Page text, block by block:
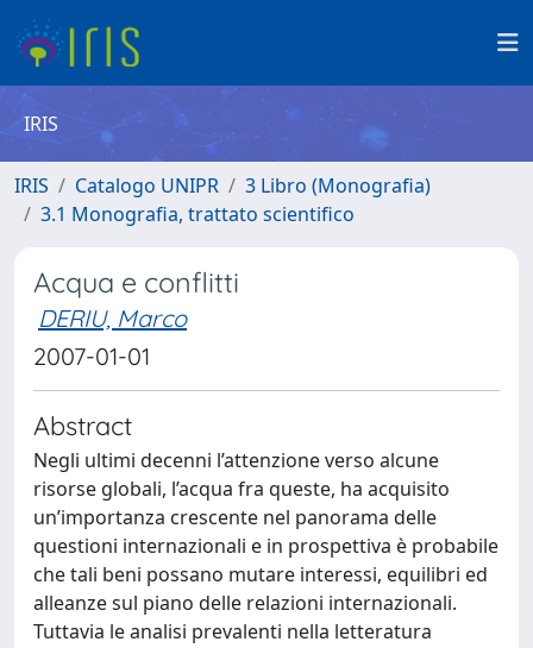
IRIS
IRIS Catalogo UNIPR
3 Libro (Monografia)
3.1 Monografia, trattato scientifico
Acqua e conflitti
DERIU, Marco
2007-01-01
Abstract
Negli ultimi decenni l’attenzione verso alcune
risorse globali, l’acqua fra queste, ha acquisito
un’importanza crescente nel panorama delle
questioni internazionali e in prospettiva è probabile
che tali beni possano mutare interessi, equilibri ed
alleanze sul piano delle relazioni internazionali.
Tuttavia le analisi prevalenti nella letteratura